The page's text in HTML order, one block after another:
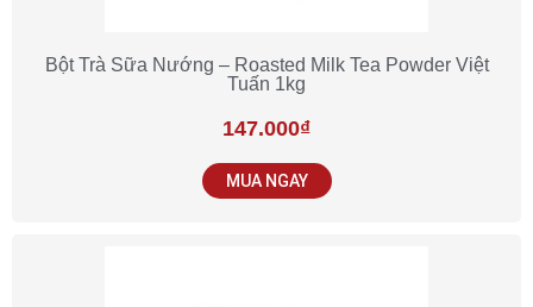
Bột Trà Sữa Nướng – Roasted Milk Tea Powder Việt
Tuấn 1kg
147.000₫
MUA NGAY